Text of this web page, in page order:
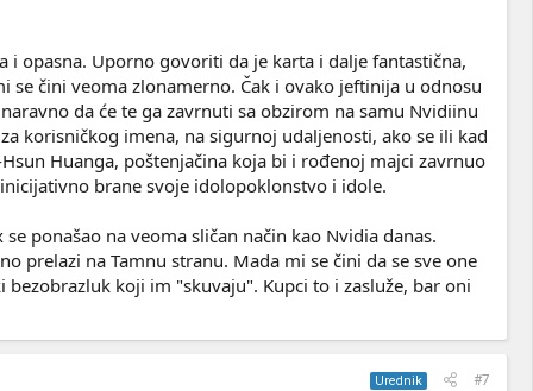
opasna. Uporno govoriti da je karta i dalje fantastična,
čini veoma zlonamerno. Čak i ovako jeftinija u odnosu
da će te ga zavrnuti sa obzirom na samu Nvidiinu
korisničkog imena, na sigurnoj udaljenosti, ako se ili kad
Huanga, poštenjačina koja bi i rođenoj majci zavrnuo
brane svoje idolopoklonstvo i idole.
ponašao na veoma sličan način kao Nvidia danas.
prelazi na Tamnu stranu. Mada mi se čini da se sve one
koji im "skuvaju". Kupci to i zasluže, bar oni
Urednik #7